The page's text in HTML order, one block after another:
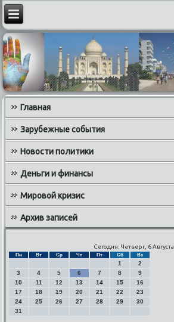
Главная
Зарубежные события
Новости политики
Деньги и финансы
Мировой кризис
Архив записей
Сегодня: Четверг, 6 Августа
Пн Вт Ср Чт Пт Сб Вс
1
2
3
4 5 6 7 8
9
10
11 12 13 14 15
16
17
18 19 20 21 22
23
24
25 26 27 28 29
30
31